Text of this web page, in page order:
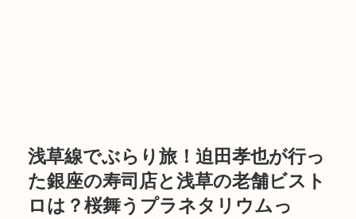
浅草線でぶらり旅！迫田孝也が行っ
た銀座の寿司店と浅草の老舗ビスト
ロは？桜舞うプラネタリウムっ